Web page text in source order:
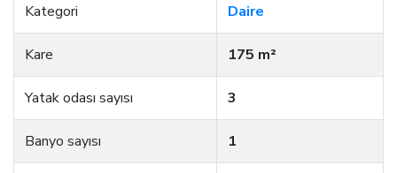
Kategori Daire
Kare 175 m²
Yatak odası sayısı 3
Banyo sayısı 1